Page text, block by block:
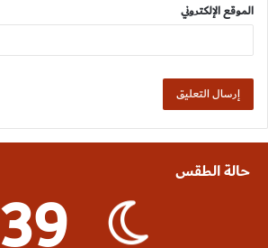
الموقع الإلكتروني
حالة الطقس